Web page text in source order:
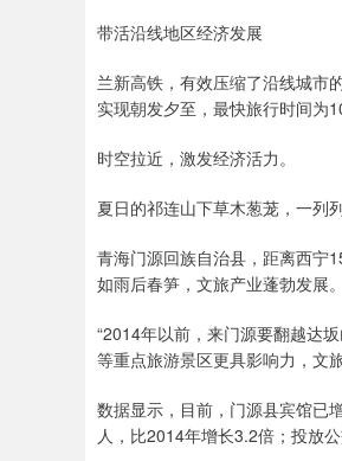
带活沿线地区经济发展
兰新高铁，有效压缩了沿线城市
实现朝发夕至，最快旅行时间为
时空拉近，激发经济活力。
夏日的祁连山下草木葱茏，一列
青海门源回族自治县，距离西宁
如雨后春笋，文旅产业蓬勃发展。
“2014年以前，来门源要翻越达
等重点旅游景区更具影响力，文
数据显示，目前，门源县宾馆已
人，比2014年增长3.2倍；投放